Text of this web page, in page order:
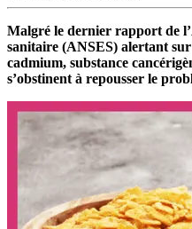
Malgré le dernier rapport de
sanitaire (ANSES) alertant
cadmium, substance
s’obstinent à repousser le